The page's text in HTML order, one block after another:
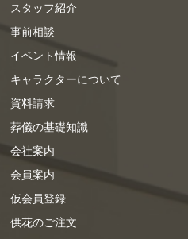
スタッフ紹介
事前相談
イベント情報
キャラクターについて
資料請求
葬儀の基礎知識
会社案内
会員案内
仮会員登録
供花のご注文